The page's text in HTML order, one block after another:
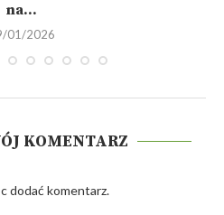
na...
01/2026
KOMENTARZ
dodać komentarz.